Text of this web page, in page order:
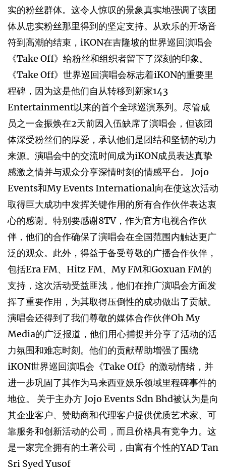
实的粉丝群体。这令人惊叹的景象真实地强调了该团
体从忠实粉丝那里得到的坚定支持。从欢乐的开场音
符到高潮的结束，iKON在吉隆坡的世界巡回演唱会
《Take Off》给粉丝和组织者留下了深刻的印象。
《Take Off》世界巡回演唱会标志着iKON的重要里
程碑，因为这是他们自从转移到新家143
Entertainment以来的首个全球巡演系列。尽管成
员之一金振焕在2天前因入伍缺席了演唱会，但该团
体深受粉丝们的厚爱，承认他们是团结和坚韧的动力
来源。演唱会中的交流时间成为iKON成员表达真挚
感激之情并与观众分享深情时刻的情感平台。 Jojo
Events和My Events International向在使这次活动
取得巨大成功中发挥关键作用的所有合作伙伴表达衷
心的感谢。特别要感谢8TV，作为官方电视合作伙
伴，他们的合作确保了演唱会在全国范围内触达更广
泛的观众。此外，得益于备受尊敬的广播合作伙伴，
包括Era FM、Hitz FM、My FM和Goxuan FM的
支持，这次活动受益匪浅，他们在推广演唱会方面发
挥了重要作用，为其取得压倒性的成功做出了贡献。
演唱会还得到了我们尊敬的媒体合作伙伴Oh My
Media的广泛报道，他们用心捕捉并分享了活动的活
力氛围和难忘时刻。他们的贡献帮助增强了围绕
iKON世界巡回演唱会《Take Off》的激动情绪，并
进一步巩固了其作为马来西亚娱乐领域里程碑事件的
地位。 关于主办方 Jojo Events Sdn Bhd被认为是向
其企业客户、赞助商和代理客户提供优质艺术家、可
靠服务和创新活动的公司，而且价格具有竞争力。这
是一家完全拥有的土著公司，由富有个性的YAD Tan
Sri Syed Yusof